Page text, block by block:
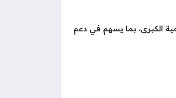
الكبرى، بما يسهم في دعم